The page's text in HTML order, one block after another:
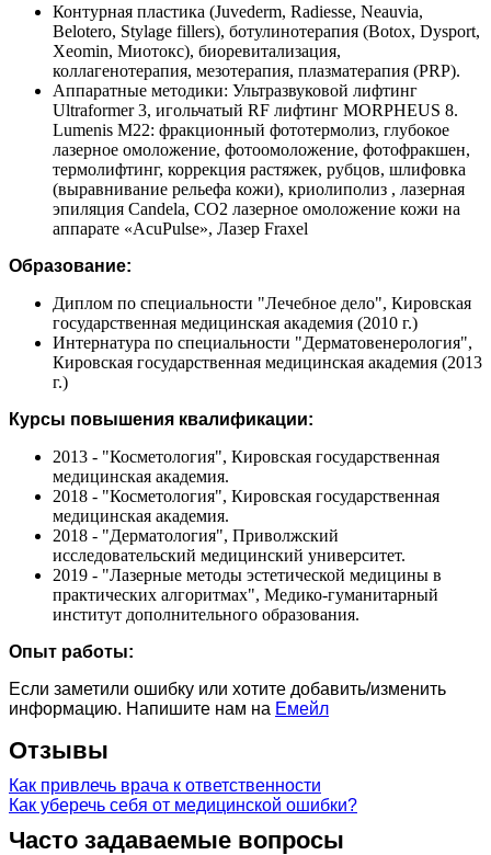
Контурная пластика (Juvederm, Radiesse, Neauvia,
Belotero, Stylage fillers), ботулинотерапия (Botox, Dysport,
Xeomin, Миотокс), биоревитализация,
коллагенотерапия, мезотерапия, плазматерапия (PRP).
Аппаратные методики: Ультразвуковой лифтинг
Ultraformer 3, игольчатый RF лифтинг MORPHEUS 8.
Lumenis М22: фракционный фототермолиз, глубокое
лазерное омоложение, фотоомоложение, фотофракшен,
термолифтинг, коррекция растяжек, рубцов, шлифовка
(выравнивание рельефа кожи), криолиполиз , лазерная
эпиляция Candela, СО2 лазерное омоложение кожи на
аппарате «AcuPulse», Лазер Fraxel
Образование:
Диплом по специальности "Лечебное дело", Кировская
государственная медицинская академия (2010 г.)
Интернатура по специальности "Дерматовенерология",
Кировская государственная медицинская академия (2013
г.)
Курсы повышения квалификации:
2013 - "Косметология", Кировская государственная
медицинская академия.
2018 - "Косметология", Кировская государственная
медицинская академия.
2018 - "Дерматология", Приволжский
исследовательский медицинский университет.
2019 - "Лазерные методы эстетической медицины в
практических алгоритмах", Медико-гуманитарный
институт дополнительного образования.
Опыт работы:
Если заметили ошибку или хотите добавить/изменить
информацию. Напишите нам на Емейл
Отзывы
Как привлечь врача к ответственности
Как уберечь себя от медицинской ошибки?
Часто задаваемые вопросы